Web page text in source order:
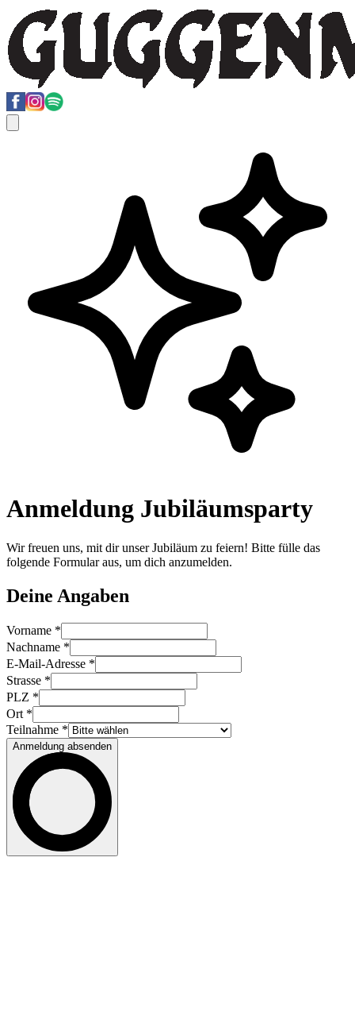
Anmeldung Jubiläumsparty
Wir freuen uns, mit dir unser Jubiläum zu feiern! Bitte fülle das
folgende Formular aus, um dich anzumelden.
Deine Angaben
Vorname *
Nachname *
E-Mail-Adresse *
Strasse *
PLZ *
Ort *
Teilnahme *
Anmeldung absenden